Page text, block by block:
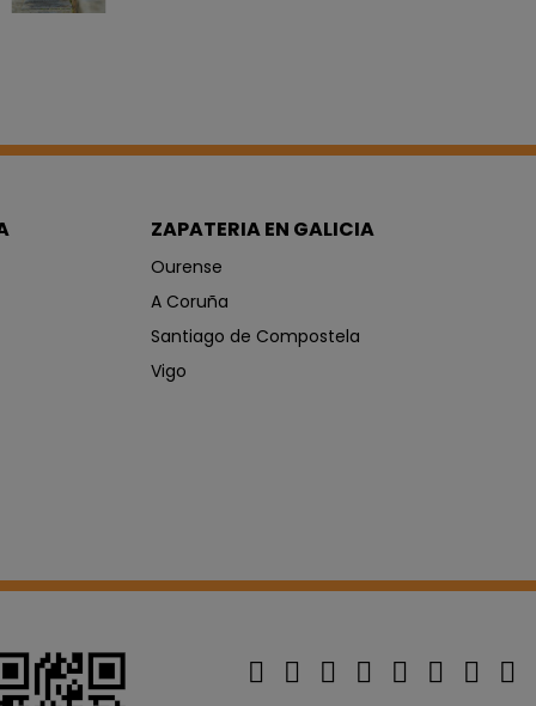
ZAPATERIA EN GALICIA
Ourense
A Coruña
Santiago de Compostela
Vigo